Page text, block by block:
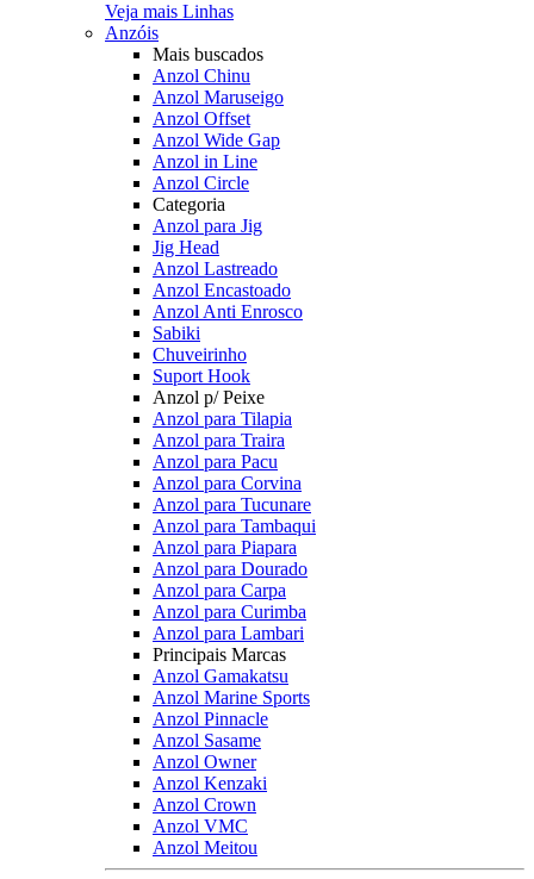
Veja mais Linhas
Anzóis
Mais buscados
Anzol Chinu
Anzol Maruseigo
Anzol Offset
Anzol Wide Gap
Anzol in Line
Anzol Circle
Categoria
Anzol para Jig
Jig Head
Anzol Lastreado
Anzol Encastoado
Anzol Anti Enrosco
Sabiki
Chuveirinho
Suport Hook
Anzol p/ Peixe
Anzol para Tilapia
Anzol para Traira
Anzol para Pacu
Anzol para Corvina
Anzol para Tucunare
Anzol para Tambaqui
Anzol para Piapara
Anzol para Dourado
Anzol para Carpa
Anzol para Curimba
Anzol para Lambari
Principais Marcas
Anzol Gamakatsu
Anzol Marine Sports
Anzol Pinnacle
Anzol Sasame
Anzol Owner
Anzol Kenzaki
Anzol Crown
Anzol VMC
Anzol Meitou